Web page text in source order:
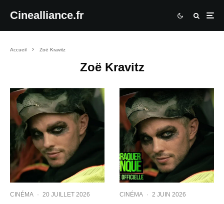
Cinealliance.fr
Accueil Zoë Kravitz
Zoë Kravitz
CINÉMA · 20 JUILLET 2026 CINÉMA · 2 JUIN 2026